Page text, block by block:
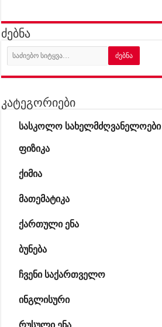
ძებნა
კატეგორიები
სასკოლო სახელმძღვანელოები
ფიზიკა
ქიმია
მათემატიკა
ქართული ენა
ბუნება
ჩვენი საქართველო
ინგლისური